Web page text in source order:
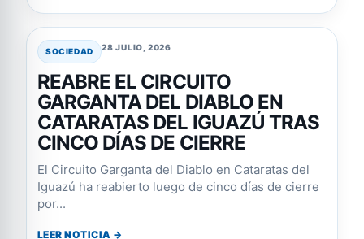
SOCIEDAD 28 JULIO, 2026
REABRE EL CIRCUITO
GARGANTA DEL DIABLO EN
CATARATAS DEL IGUAZÚ TRAS
CINCO DÍAS DE CIERRE
El Circuito Garganta del Diablo en Cataratas del
Iguazú ha reabierto luego de cinco días de cierre
por...
LEER NOTICIA →